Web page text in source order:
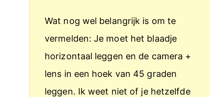
Wat nog wel belangrijk is om te
vermelden: Je moet het blaadje
horizontaal leggen en de camera +
lens in een hoek van 45 graden
leggen. Ik weet niet of je hetzelfde